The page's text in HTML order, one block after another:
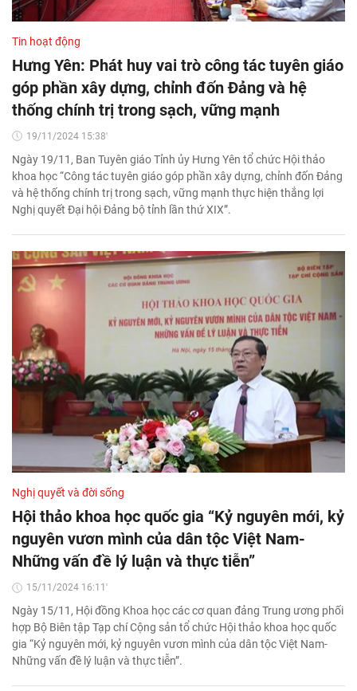
Tin hoạt động
Hưng Yên: Phát huy vai trò công tác tuyên giáo
góp phần xây dựng, chỉnh đốn Đảng và hệ
thống chính trị trong sạch, vững mạnh
19/11/2024 15:38'
Ngày 19/11, Ban Tuyên giáo Tỉnh ủy Hưng Yên tổ chức Hội thảo
khoa học “Công tác tuyên giáo góp phần xây dựng, chỉnh đốn Đảng
và hệ thống chính trị trong sạch, vững mạnh thực hiện thắng lợi
Nghị quyết Đại hội Đảng bộ tỉnh lần thứ XIX”.
Nghị quyết và đời sống
Hội thảo khoa học quốc gia “Kỷ nguyên mới, kỷ
nguyên vươn mình của dân tộc Việt Nam-
Những vấn đề lý luận và thực tiễn”
15/11/2024 16:11'
Ngày 15/11, Hội đồng Khoa học các cơ quan đảng Trung ương phối
hợp Bộ Biên tập Tạp chí Cộng sản tổ chức Hội thảo khoa học quốc
gia “Kỷ nguyên mới, kỷ nguyên vươn mình của dân tộc Việt Nam-
Những vấn đề lý luận và thực tiễn”.